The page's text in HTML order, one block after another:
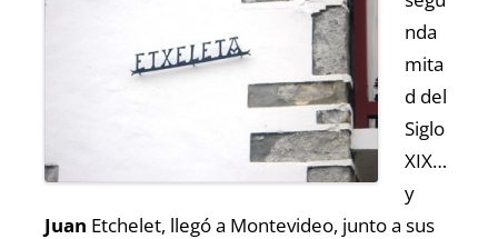
nda
mita
d del
Siglo
XIX…
y
Juan Etchelet, llegó a Montevideo, junto a sus